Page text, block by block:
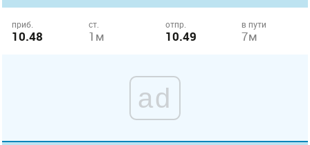
приб.
10.48
ст.
1м
отпр.
10.49
в пути
7м
ad